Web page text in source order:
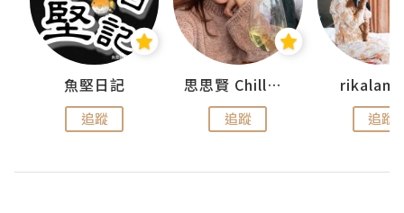
魚堅日記
追蹤
思思賢 ChillMyBabe
追蹤 追蹤